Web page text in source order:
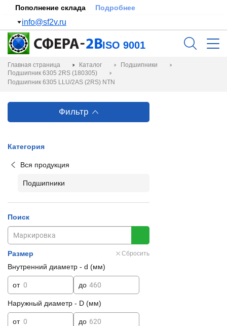
Пополнение склада Подробнее
info@sf2v.ru
ISO 9001
Главная страница Каталог
Подшипники
Подшипник 6305 2RS (180305)
Подшипник 6305 LLU/2AS (2RS) NTN
Фильтр
Категория
Вся продукция
Подшипники
Поиск
Размер Сбросить
Внутренний диаметр - d (мм)
от до
Наружный диаметр - D (мм)
от до